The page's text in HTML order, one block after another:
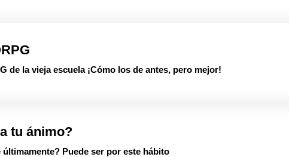
de la vieja escuela ¡Cómo los de antes, pero mejor!
tu ánimo?
Puede ser por este hábito